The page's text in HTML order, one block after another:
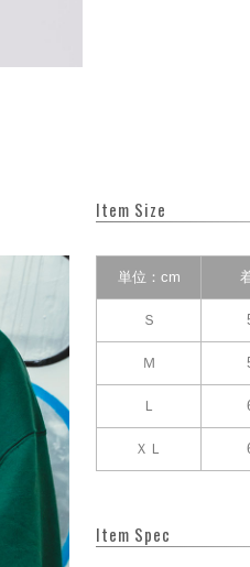
Item Size
単位：cm
Ｓ
Ｍ
Ｌ
ＸＬ
Item Spec